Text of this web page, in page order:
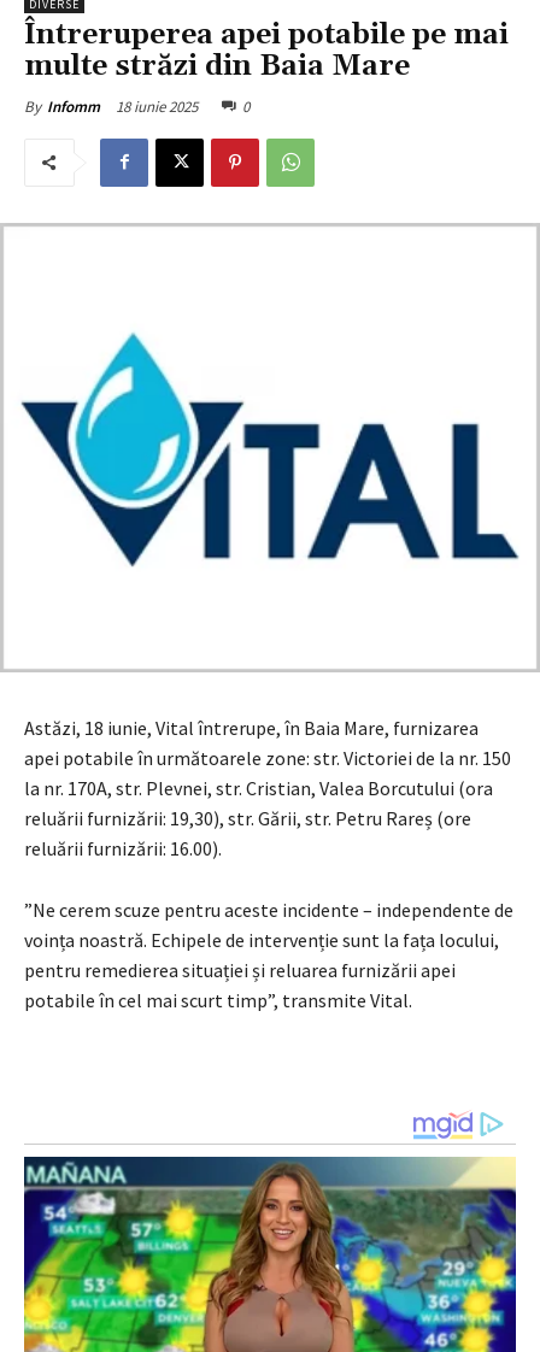
DIVERSE
Întreruperea apei potabile pe mai
multe străzi din Baia Mare
By Infomm 18 iunie 2025 0
Astăzi, 18 iunie, Vital întrerupe, în Baia Mare, furnizarea
apei potabile în următoarele zone: str. Victoriei de la nr. 150
la nr. 170A, str. Plevnei, str. Cristian, Valea Borcutului (ora
reluării furnizării: 19,30), str. Gării, str. Petru Rareș (ore
reluării furnizării: 16.00).
”Ne cerem scuze pentru aceste incidente – independente de
voința noastră. Echipele de intervenție sunt la fața locului,
pentru remedierea situației și reluarea furnizării apei
potabile în cel mai scurt timp”, transmite Vital.